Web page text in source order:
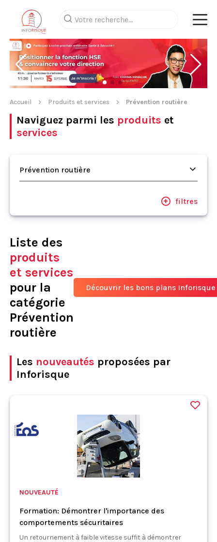
Accueil Produits et services Prévention routière
Naviguez parmi les produits et
services
Prévention routière
filtres
Liste des
produits
et services
pour la
catégorie
Prévention
routière
Découvrir les bons plans Inforisque
Les nouveautés proposées par
Inforisque
NOUVEAUTÉ
Formation: Démontrer l'importance des
comportements sécuritaires
Un retournement à faible vitesse suffit à démontrer